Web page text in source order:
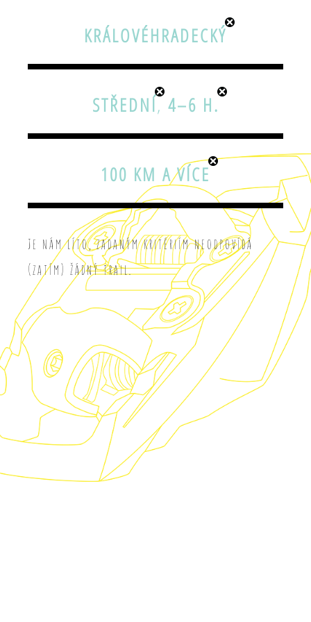
KRÁLOVÉHRADECKÝ
STŘEDNÍ, 4–6 H.
100 KM A VÍCE
Je nám líto, zadaným kritériím neodpovídá
(zatím) žádný trail.